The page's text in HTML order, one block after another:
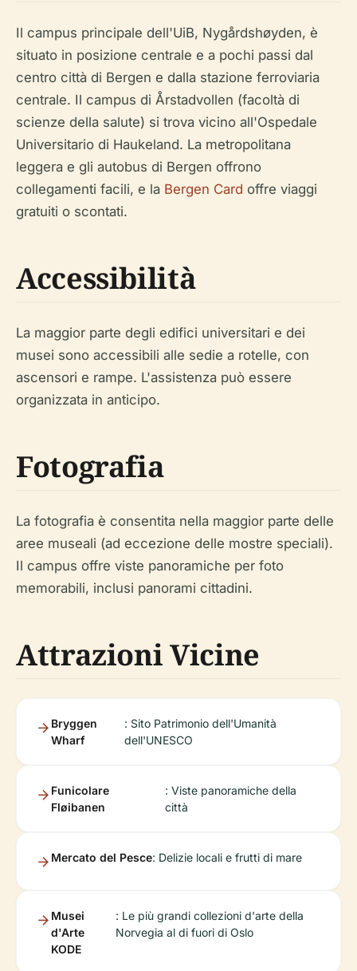
Il campus principale dell'UiB, Nygårdshøyden, è
situato in posizione centrale e a pochi passi dal
centro città di Bergen e dalla stazione ferroviaria
centrale. Il campus di Årstadvollen (facoltà di
scienze della salute) si trova vicino all'Ospedale
Universitario di Haukeland. La metropolitana
leggera e gli autobus di Bergen offrono
collegamenti facili, e la Bergen Card offre viaggi
gratuiti o scontati.
Accessibilità
La maggior parte degli edifici universitari e dei
musei sono accessibili alle sedie a rotelle, con
ascensori e rampe. L'assistenza può essere
organizzata in anticipo.
Fotografia
La fotografia è consentita nella maggior parte delle
aree museali (ad eccezione delle mostre speciali).
Il campus offre viste panoramiche per foto
memorabili, inclusi panorami cittadini.
Attrazioni Vicine
Bryggen
Wharf
: Sito Patrimonio dell'Umanità
dell'UNESCO
Funicolare
Fløibanen
: Viste panoramiche della
città
Mercato del Pesce: Delizie locali e frutti di mare
Musei
d'Arte
KODE
: Le più grandi collezioni d'arte della
Norvegia al di fuori di Oslo